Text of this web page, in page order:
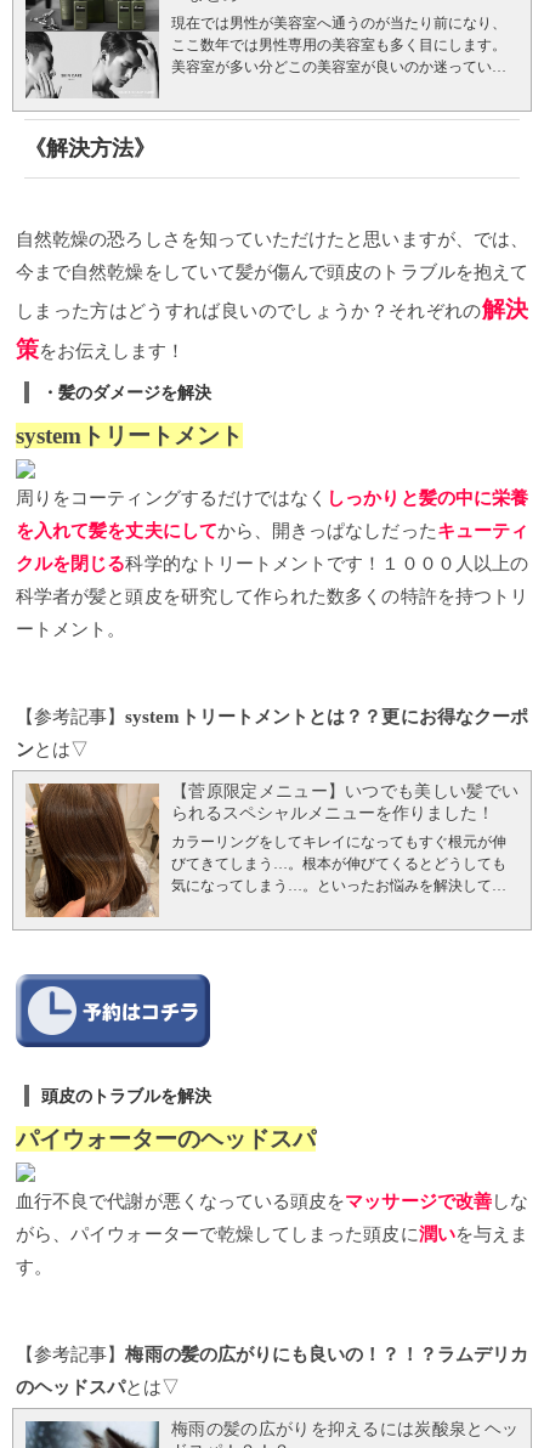
のなのですが、爪を立ててシャンプーすることによ
り頭皮が傷つき、角質が剥がれやすくなります。 そ
うすると皮膚の角質層がボロボロととれてしまい、
くなりやすくなる！日中、気づいたら頭をかいてい
皮を強くこすってシャンプーしていたとしたら原因
洗えていると思っているとしたらそれは全くの間違
いで、むしろ逆効果なんです。爪を立てたり、頭皮
を強くこすって洗わなくても爽快になるシャンプー
爪を立てたり、頭皮を強くこすってシャンプーしな
ご紹介いたします。
泡で出てくるタイプなので泡立ちが悪く困っている
込んでいる炭酸シャンプーなので日ごろのシャンプ
ミノスパークリングシャンプーはラムデリカのオン
ラインショップにて販売しております☆ ラムデリカ
https://lumderica.buyshop.jp/2 【新型コロナウィルス自
粛要請に関して】 当店では引き続き、同時間に入店
客様にはご自身の健康を第一に考えて頂きたいと思
時考えて参りますので、 ご予約の際にはホームペー
ジで確認よろしくお願いします。
ンプーでスタイリング剤を洗い流してから寝ましょ
う！朝髪に付けたスタイリング剤は1日空気に触れる
事で酸化し、夜にはただの汚れとなります。空気中
「整髪料をつけたまま眠っている」のではなく正し
ーポンはこちら↓ カット+ヘッドスパ+高濃度炭酸泉
パック25%オフのクーポンで予約する
その他メニュ
ーも24時間ネット予約受付中☆髪を洗ったあとに乾
かさずに寝ている髪は必ず乾かしてから寝ましょ
う！寝ている間に枕等にいる雑菌が頭皮の炎症など
の原因になる恐れもあります。雑菌が繁殖する条件
40℃を至適温度とする菌が多いので、人の体温は菌
はタンパク質でできています。そこで髪を乾かさず
に皮脂や角質などの余計なタンパク質を残さないよ
うに丁寧に頭皮を洗い、余分な水分が残らないよう
にしっかり髪を乾かしましょう！更に濡れたまま寝
てしまうと、頭皮が冷えます。頭皮が冷えると血行
が悪くなり、髪が細くなったり、抜け落ちてしまい
ます。 頭皮を冷やさないようにするのも抜け毛対策
泉パック25%オフのクーポンで予約するその他メニ
さんはどうやってシャンプーを選んでますか？広告
や、口コミだと思いますが、、そもそも自分の頭皮
のは不可能です。例えば頭皮が乾燥している人と頭
皮の代謝が良く頭皮が脂ぎってる人とでは同じ「抜
け毛を減らしたい」という悩みでもオススメできる
ったシャンプーに変える事が1番効果を実感しやすい
です。
スコープを使って毛穴や頭皮の汚れを確認した上で
お客様に最適なシャンプーをアドバイスいたしま
ングが無料になるクーポンはこちら
も販売しております☆
ップはこちら↓ https://lumderica.buyshop.jp/2
りない シャンプーとは髪と頭皮の汚れや老廃物を取
り除くことです。ですのでシャンプーの泡には髪と
頭皮の汚れや老廃物がたくさん！すすぎが不十分で
毛穴につまったシャンプー剤が老廃物となり雑菌の
繁殖にも繋がります。シャンプー剤を十分にすすぐ
ことで頭皮トラブルから守り、髪をすこやかに保つ
ことができます。すすぎの時間の目安は、洗う時間
の約３倍！シャンプー剤のすすぎ残しがないように
現在では男性が美容室へ通うのが当たり前になり、
ここ数年では男性専用の美容室も多く目にします。
美容室が多い分どこの美容室が良いのか迷っている
ている方やこれからラムデリカへご来店される方向
ング こちらはラムデリカのカウンセリングシートで
要な事は何か。伝えたいご希望は何なのか。髪と頭
皮のプロとして、しっかりとカウンセリングいたし
ます。男性の悩みで１番多いのはやはり抜け毛。抜
け毛対策のカウンセリングとしましては、お客様の
では見えないレベルの毛穴や頭皮の角質を見させて
いのにヘッドスパを始めたり、頭皮ケアをアドバイ
ものです。初めてのお客様がお悩みを気軽に相談し
れる方もいらっしゃるとは思いますが、直接悩みを
伝えるのが苦手な方にはとても好評なカウンセリン
を解決するため、是非ともラムデリカを美容パート
ナーとしてご利用ください。 ラムデリカは24時間ネ
とのできないスコープ。自分の毛穴を見たことはあ
を落とす頭皮ケアが出来ている自信は有ります
か？？？スコープで頭皮を見てみると、意外な事に
気付きます！日頃の頭皮の洗い方に自信のない方で
も意外に毛穴が綺麗だったり、シャンプーにこだわ
っているのに、スコープで頭皮を見てみると角質や
スタイリング剤が残っていたりします。スコープを
使わないと頭皮と毛穴は分かりません。頭皮の状態
デリカでは、スコープを使いお客様の頭皮が乾燥し
ている状態なのか、油分が多い状態なのかを見させ
ンセリングいたします！更に普段見えない毛穴の汚
目で見ることによりお手入れへの意識が高まりま
泉毛穴クレンジングが無料カット5500円のクーポン
行が良い事・頭皮が潤っている事頭皮の血行を良く
するために家でも今すぐできる事は頭皮をマッサー
ジすることです！毎日少しでもいいので頭皮を指で
炭素が溶けているだけのものをゆうのですが、効果
は絶大！日頃シャンプーでは落ちない角質や毛穴の
（CO2）が溶け込んだお湯に頭皮が触れると、頭皮
の毛細血管にCO2が入り込み酸素（O2）不足と認識
《解決方法》
自然乾燥の恐ろしさを知っていただけたと思いますが、では、
今まで自然乾燥をしていて髪が傷んで頭皮のトラブルを抱えて
しまった方はどうすれば良いのでしょうか？それぞれの解決
策をお伝えします！
・髪のダメージを解決
system トリートメント
周りをコーティングするだけではなく しっかりと髪の中に栄養
を入れて髪を丈夫にしてから、開きっぱなしだったキューティ
クルを閉じる科学的なトリートメントです！１０００人以上の
科学者が髪と頭皮を研究して作られた数多くの特許を持つトリ
ートメント。
【参考記事】systemトリートメントとは？？更にお得なクーポ
ンとは▽
【菅原限定メニュー】いつでも美しい髪でい
られるスペシャルメニューを作りました！
カラーリングをしてキレイになってもすぐ根元が伸
びてきてしまう…。根本が伸びてくるとどうしても
気になってしまう…。といったお悩みを解決してく
ます！メニューの内容メニューの内容は カラーのリ
ト→ブローやコテでスタイリング となっておりま
ロー3500円，トリートメント5000円のところ税込み
8167円となっております(^^)
てきた髪の根元部分と、すでに色を染めた部分とを
同じ色合いにそろえるカラーリングの手法です。な
ので、常連様の場合はカウンセリングのお時間がと
ても短く済みます。ご新規のお客様には頭皮の診断
かお伺いすることもございますが色を決める時間が
なくて済むのでカウンセリングの時間を短縮できま
す。リタッチ がお得なクーポンはコチラ リタッチ
度で溶け込んでいるお湯でシャンプーするのです
が、日ごろのシャンプーでは落ちない汚れが落ちて
この後のsystemトリートメントの効果を倍増してくれ
ます。さらに二酸化炭素が毛細血管の中に入り込ん
で頭皮の血行が良くなります。そのため血液中の栄
頭皮のトラブルを解決
パイウォーターのヘッドスパ
血行不良で代謝が悪くなっている頭皮をマッサージで改善しな
がら、パイウォーターで乾燥してしまった頭皮に潤いを与えま
す。
【参考記事】梅雨の髪の広がりにも良いの！？！？ラムデリカ
のヘッドスパとは▽
梅雨の髪の広がりを抑えるには炭酸泉とヘッ